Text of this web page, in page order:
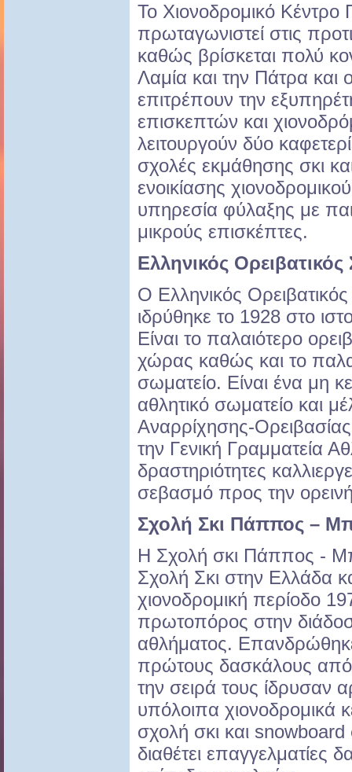
Το Χιονοδρομικό
πρωταγωνιστεί στις
καθώς βρίσκεται πολύ
Λαμία και την Πάτρα και
επιτρέπουν την
επισκεπτών και
λειτουργούν δύο
σχολές εκμάθησης σκι
ενοικίασης
υπηρεσία φύλαξης με
μικρούς επισκέπτες.
Ελληνικός
O Ελληνικός
ιδρύθηκε το 1928 στο
Είναι το παλαιότερο
χώρας καθώς και το
σωματείο. Είναι ένα μη
αθλητικό σωματείο και
Αναρρίχησης-
την Γενική Γραμματεία
δραστηριότητες
σεβασμό προς την
Σχολή Σκι Πάππος –
Η Σχολή σκι Πάππος -
Σχολή Σκι στην Ελλάδα
χιονοδρομική περίοδο
πρωτοπόρος στην
αθλήματος.
πρώτους δασκάλους
την σειρά τους ίδρυσαν
υπόλοιπα χιονοδρομικά
σχολή σκι και
διαθέτει επαγγελματίες